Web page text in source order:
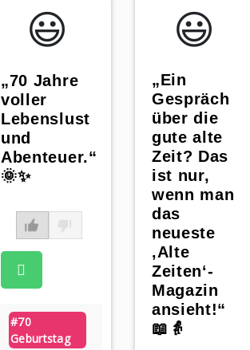
😃️
„70 Jahre
voller
Lebenslust
und
Abenteuer.“
🌞✨
#70
Geburtstag
😃️
„Ein
Gespräch
über die
gute alte
Zeit? Das
ist nur,
wenn man
das
neueste
‚Alte
Zeiten‘-
Magazin
ansieht!“
📖👵